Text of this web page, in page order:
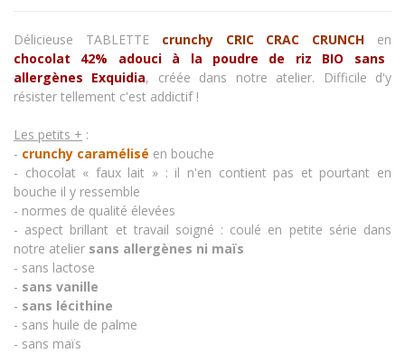
Délicieuse TABLETTE crunchy CRIC CRAC CRUNCH
en
chocolat 42% adouci à la poudre de riz
BIO sans
allergènes Exquidia, créée dans notre atelier. Difficile d'y
résister tellement c'est addictif !
Les petits + :
- crunchy caramélisé en bouche
- chocolat « faux lait » : il n'en contient pas et pourtant en
bouche il y ressemble
- normes de qualité élevées
- aspect brillant et travail soigné : coulé en petite série dans
notre atelier sans allergènes ni maïs
- sans lactose
- sans vanille
- sans lécithine
- sans huile de palme
- sans maïs